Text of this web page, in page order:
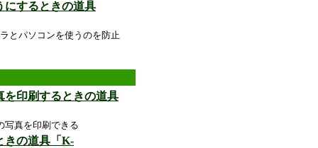
にするときの道具
とパソコンを使うのを防止
を印刷するときの道具
写真を印刷できる
きの道具「K-